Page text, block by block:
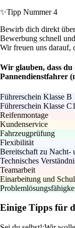
✨Tipp Nummer 4
Bewirb dich direkt
Bewerbung schnell
Wir freuen uns darauf,
Wir glauben, dass
Pannendienstfahrer
Führerschein Klasse B
Führerschein Klasse C1
Reifenmontage
Kundenservice
Fahrzeugprüfung
Flexibilität
Bereitschaft zu Nacht-
Technisches
Teamarbeit
Einarbeitung und
Einige Tipps für